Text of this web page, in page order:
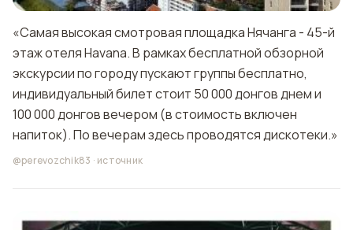
«Самая высокая смотровая площадка Нячанга - 45-й
этаж отеля Havana. В рамках бесплатной обзорной
экскурсии по городу пускают группы бесплатно,
индивидуальный билет стоит 50 000 донгов днем и
100 000 донгов вечером (в стоимость включен
напиток). По вечерам здесь проводятся дискотеки.»
@perevozchik83 · источник